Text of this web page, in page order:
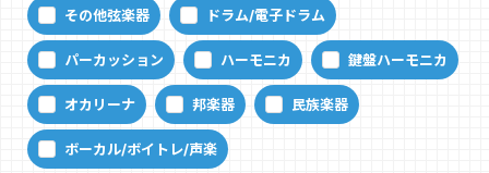
その他弦楽器 ドラム/電子ドラム
パーカッション ハーモニカ 鍵盤ハーモニカ
オカリーナ 邦楽器 民族楽器
ボーカル/ボイトレ/声楽